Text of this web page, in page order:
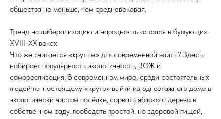
общества не меньше, чем средневековая.
Тренд на либерализацию и народность остался в бушующих
XVIII-XX веках.
Что же считается «крутым» для современной элиты? Здесь
набирает популярность экологичность, ЗОЖ и
самореализация. В современном мире, среди состоятельных
людей по-настоящему «круто» выйти из одноэтажного дома в
экологически чистом посёлке, сорвать яблоко с дерева в
собственном саду, пообедать простой, но здоровой пищей,